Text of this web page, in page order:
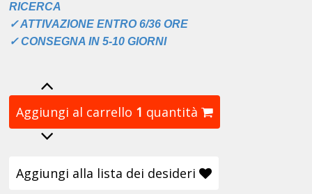
RICERCA
✓ ATTIVAZIONE ENTRO 6/36 ORE
✓ CONSEGNA IN 5-10 GIORNI
Aggiungi al carrello 1 quantità
Aggiungi alla lista dei desideri